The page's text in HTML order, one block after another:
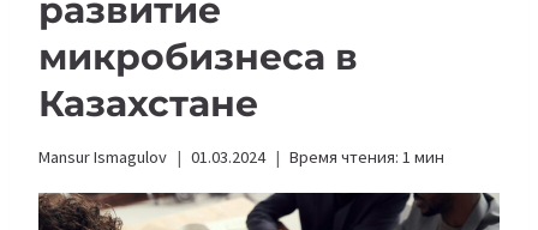
развитие
микробизнеса в
Казахстане
Mansur Ismagulov 01.03.2024 Время чтения: 1 мин